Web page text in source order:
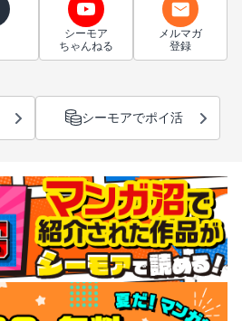
シーモア
ちゃんねる
メルマガ
登録
シーモアでポイ活